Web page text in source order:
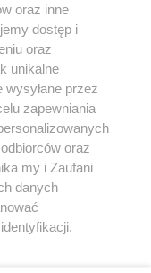
być powielany i
w jakikolwiek sposób (w
polu
w
Jakiekolwiek użycie lub
naruszeniem prawa,
kary i może być
oraz inne
dostęp i
oraz
unikalne
wysyłane przez
zapewniania
oraz
my i Zaufani
danych